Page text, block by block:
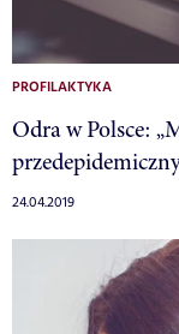
PROFILAKTYKA
Odra w Polsce:
24.04.2019